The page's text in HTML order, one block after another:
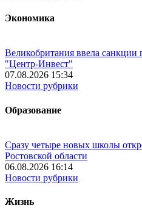
Экономика
Великобритания ввела санкции
"Центр-Инвест"
07.08.2026 15:34
Новости рубрики
Образование
Сразу четыре новых школы
Ростовской области
06.08.2026 16:14
Новости рубрики
Жизнь